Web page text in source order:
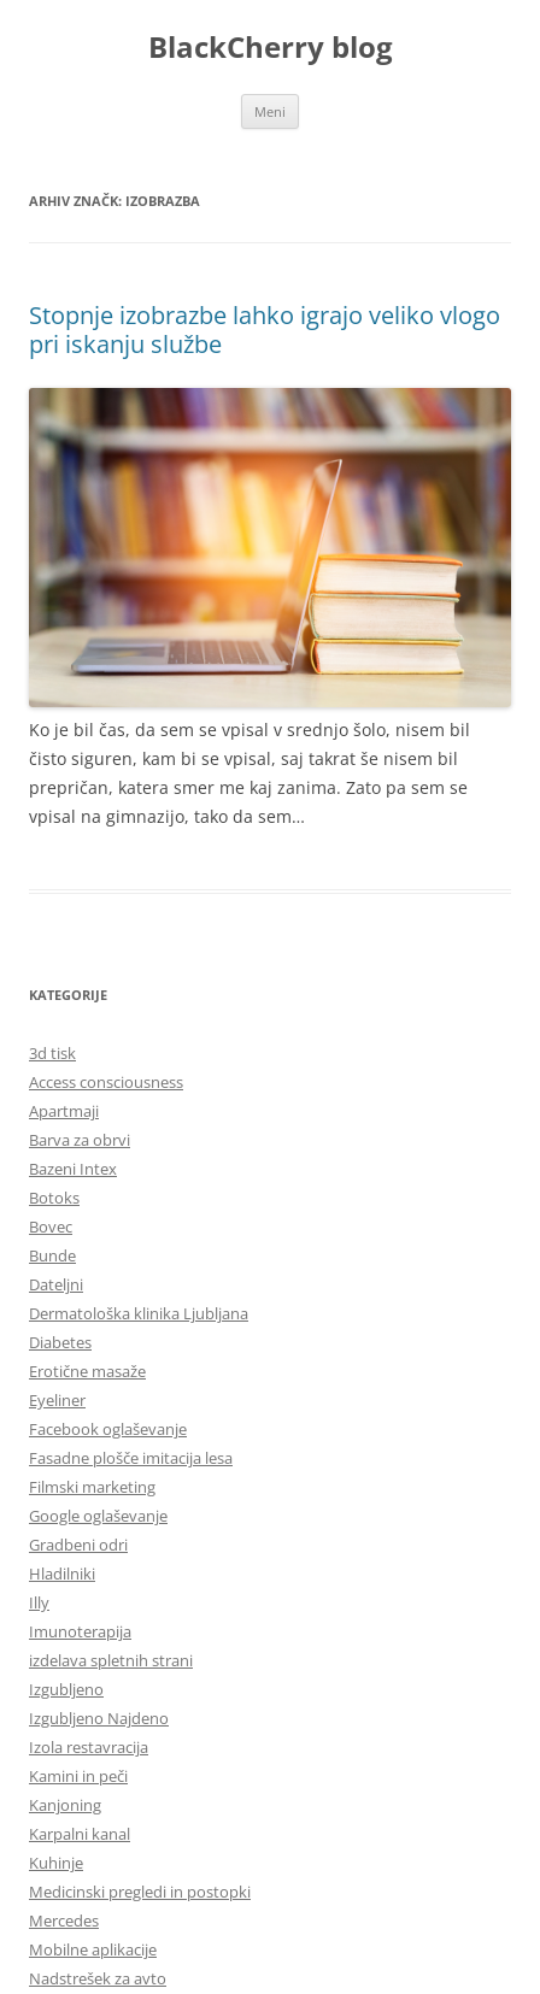
BlackCherry blog
Meni
ARHIV ZNAČK: IZOBRAZBA
Stopnje izobrazbe lahko igrajo veliko vlogo
pri iskanju službe
Ko je bil čas, da sem se vpisal v srednjo šolo, nisem bil
čisto siguren, kam bi se vpisal, saj takrat še nisem bil
prepričan, katera smer me kaj zanima. Zato pa sem se
vpisal na gimnazijo, tako da sem…
KATEGORIJE
3d tisk
Access consciousness
Apartmaji
Barva za obrvi
Bazeni Intex
Botoks
Bovec
Bunde
Dateljni
Dermatološka klinika Ljubljana
Diabetes
Erotične masaže
Eyeliner
Facebook oglaševanje
Fasadne plošče imitacija lesa
Filmski marketing
Google oglaševanje
Gradbeni odri
Hladilniki
Illy
Imunoterapija
izdelava spletnih strani
Izgubljeno
Izgubljeno Najdeno
Izola restavracija
Kamini in peči
Kanjoning
Karpalni kanal
Kuhinje
Medicinski pregledi in postopki
Mercedes
Mobilne aplikacije
Nadstrešek za avto